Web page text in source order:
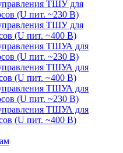
ТШУ для
(U пит. ~230 В)
ТШУ для
(U пит. ~400 В)
ТШУА для
(U пит. ~230 В)
ТШУА для
(U пит. ~400 В)
ТШУА для
(U пит. ~230 В)
ТШУА для
(U пит. ~400 В)